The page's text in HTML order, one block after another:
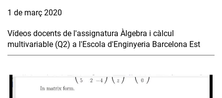
1 de març 2020
Vídeos docents de l'assignatura Àlgebra i càlcul
multivariable (Q2) a l'Escola d'Enginyeria Barcelona Est